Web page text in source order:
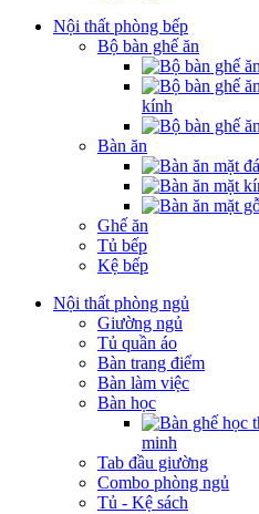
Nội thất phòng bếp
Bộ bàn ghế ăn
kính
Bàn ăn
Ghế ăn
Tủ bếp
Kệ bếp
Nội thất phòng ngủ
Giường ngủ
Tủ quần áo
Bàn trang điểm
Bàn làm việc
Bàn học
minh
Tab đầu giường
Combo phòng ngủ
Tủ - Kệ sách